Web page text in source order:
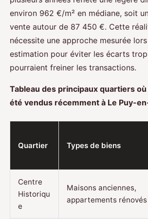
environ 962 €/m² en médiane, soit
vente autour de 87 450 €. Cette
nécessite une approche mesurée
estimation pour éviter les écarts
pourraient freiner les transactions.
Tableau des principaux quartiers
été vendus récemment à Le Puy-
Quartier Types de biens
Centre
Historiqu
e
Maisons anciennes,
appartements rénovés